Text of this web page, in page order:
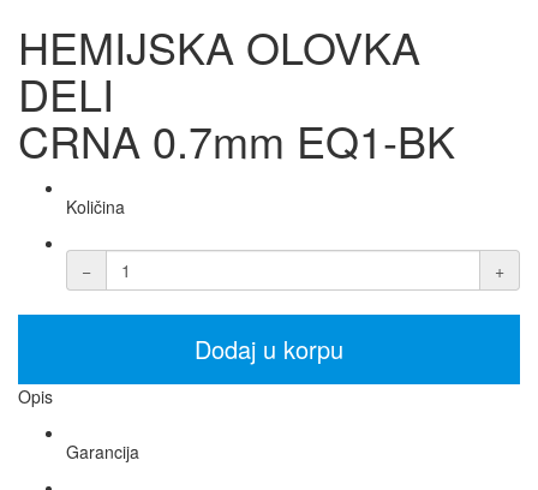
HEMIJSKA OLOVKA
DELI
CRNA 0.7mm EQ1-BK
Količina
− +
Dodaj u korpu
Opis
Garancija